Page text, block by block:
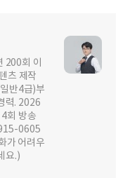
200회 이
츠 제작
반4급)부
력. 2026
회 방송
0605
가 어려우
요.)